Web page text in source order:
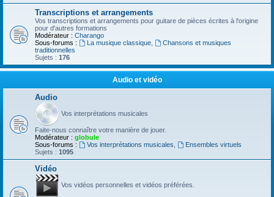
Transcriptions et arrangements
Vos transcriptions et arrangements pour guitare de pièces écrites à l'origine
pour d'autres formations
Modérateur : Charango
Sous-forums :
La musique classique,
Chansons et musiques
traditionnelles
Sujets : 176
Audio et vidéo
Audio
Vos interprétations musicales
Faite-nous connaître votre manière de jouer.
Modérateur : globule
Sous-forums :
Vos interprétations musicales
Ensembles virtuels
Sujets : 1095
Vidéo
Vos vidéos personnelles et vidéos préférées.